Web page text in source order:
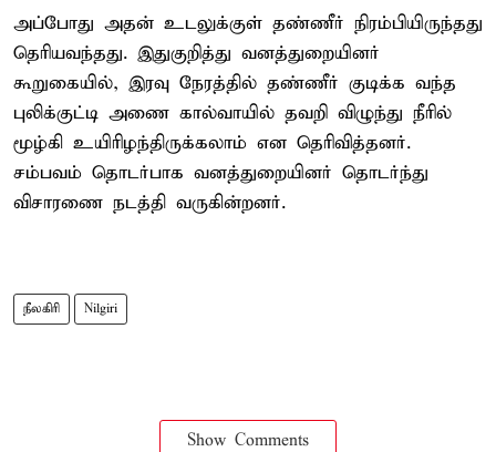
அப்போது அதன் உடலுக்குள் தண்ணீர் நிரம்பியிருந்தது
தெரியவந்தது. இதுகுறித்து வனத்துறையினர்
கூறுகையில், இரவு நேரத்தில் தண்ணீர் குடிக்க வந்த
புலிக்குட்டி அணை கால்வாயில் தவறி விழுந்து நீரில்
மூழ்கி உயிரிழந்திருக்கலாம் என தெரிவித்தனர்.
சம்பவம் தொடர்பாக வனத்துறையினர் தொடர்ந்து
விசாரணை நடத்தி வருகின்றனர்.
நீலகிரி Nilgiri
Show Comments